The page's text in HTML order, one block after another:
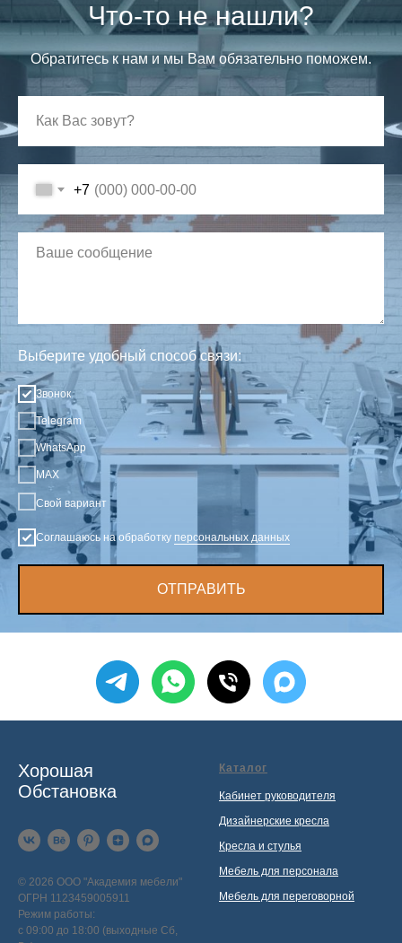
Что-то не нашли?
Обратитесь к нам и мы Вам обязательно поможем.
+7
Выберите удобный способ связи:
Звонок
Telegram
WhatsApp
MAX
Свой вариант
Соглашаюсь на обработку персональных данных
ОТПРАВИТЬ
Хорошая
Обстановка
© 2026 ООО "Академия мебели"
ОГРН 1123459005911
Режим работы:
с 09:00 до 18:00 (выходные Сб,
Каталог
Кабинет руководителя
Дизайнерские кресла
Кресла и стулья
Мебель для персонала
Мебель для переговорной